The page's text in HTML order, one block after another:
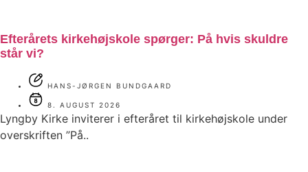
Efterårets kirkehøjskole spørger: På hvis skuldre
står vi?
HANS-JØRGEN BUNDGAARD
8. AUGUST 2026
Lyngby Kirke inviterer i efteråret til kirkehøjskole under
overskriften ”På..